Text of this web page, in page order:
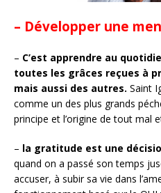
– Développer une
– C’est apprendre au
toutes les grâces reçues à
mais aussi des autres. Saint
comme un des plus grands
principe et l’origine de tout mal
– la gratitude est une
quand on a passé son temps
accuser, à subir sa vie dans